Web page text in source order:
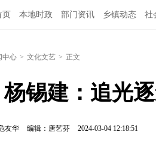
页 本地时政 部门资讯 乡镇动态 社
中心 > 文化文艺 > 正文
锡建：追光
友华 编辑：唐艺芬 2024-03-04 12:18:51